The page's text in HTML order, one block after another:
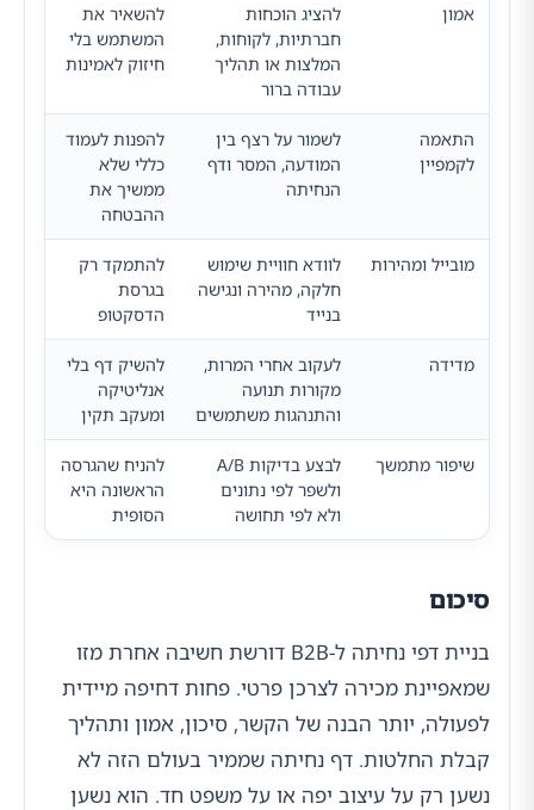
אמון
להציג הוכחות
חברתיות, לקוחות,
המלצות או תהליך
עבודה ברור
להשאיר את
המשתמש בלי
חיזוק לאמינות
התאמה
לקמפיין
לשמור על רצף בין
המודעה, המסר ודף
הנחיתה
להפנות לעמוד
כללי שלא
ממשיך את
ההבטחה
מובייל ומהירות
לוודא חוויית שימוש
חלקה, מהירה ונגישה
בנייד
להתמקד רק
בגרסת
הדסקטופ
מדידה
לעקוב אחרי המרות,
מקורות תנועה
והתנהגות משתמשים
להשיק דף בלי
אנליטיקה
ומעקב תקין
שיפור מתמשך
לבצע בדיקות A/B
ולשפר לפי נתונים
ולא לפי תחושה
להניח שהגרסה
הראשונה היא
הסופית
סיכום
בניית דפי נחיתה ל-B2B דורשת חשיבה אחרת מזו
שמאפיינת מכירה לצרכן פרטי. פחות דחיפה מיידית
לפעולה, יותר הבנה של הקשר, סיכון, אמון ותהליך
קבלת החלטות. דף נחיתה שממיר בעולם הזה לא
נשען רק על עיצוב יפה או על משפט חד. הוא נשען